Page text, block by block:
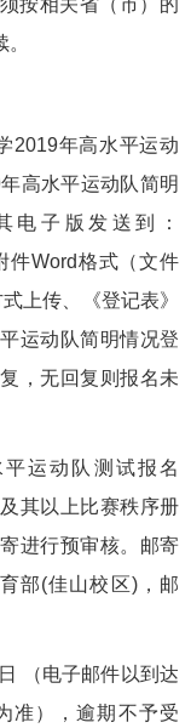
按相关省（市）的
2019年高水平运动
高水平运动队简明
电子版发送到：
件Word格式（文件
上传、《登记表》
运动队简明情况登
，无回复则报名未
运动队测试报名
其以上比赛秩序册
进行预审核。邮寄
部(佳山校区)，邮
（电子邮件以到达
准），逾期不予受